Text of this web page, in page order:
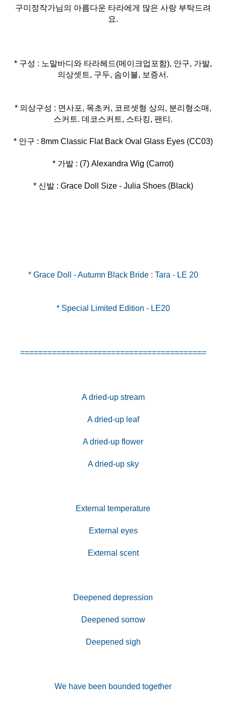
구미정작가님의 아름다운 타라에게 많은 사랑 부탁드려
요.
* 구성 : 노말바디와 타라헤드(메이크업포함), 안구, 가발,
의상셋트, 구두, 솜이불, 보증서.
* 의상구성 : 면사포, 목초커, 코르셋형 상의, 분리형소매,
* 안구 : 8mm Classic Flat Back Oval Glass Eyes (CC03)
* 신발 : Grace Doll Size - Julia Shoes (Black)
* Grace Doll - Autumn Black Bride : Tara - LE 20
* Special Limited Edition - LE20
=========================================
A dried-up stream
A dried-up leaf
A dried-up flower
A dried-up sky
External temperature
External eyes
External scent
Deepened depression
Deepened sorrow
Deepened sigh
We have been bounded together